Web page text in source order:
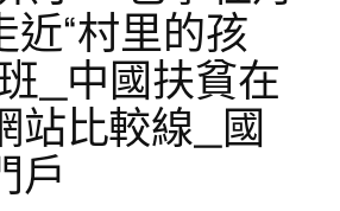
“村里的孩
_中國扶貧在
站比較線_國
戶